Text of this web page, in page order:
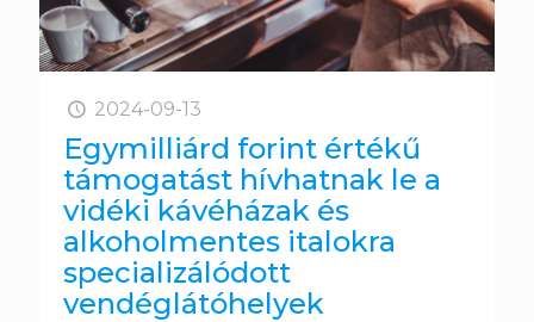
2024-09-13
Egymilliárd forint értékű
támogatást hívhatnak le a
vidéki kávéházak és
alkoholmentes italokra
specializálódott
vendéglátóhelyek